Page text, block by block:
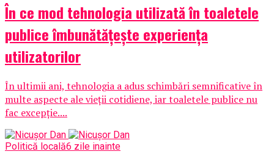
În ce mod tehnologia utilizată în toaletele
publice îmbunătățește experiența
utilizatorilor
În ultimii ani, tehnologia a adus schimbări semnificative în
multe aspecte ale vieții cotidiene, iar toaletele publice nu
fac excepție....
Politică locală6 zile inainte